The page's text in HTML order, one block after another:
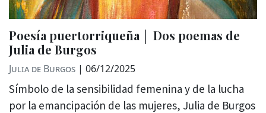
Poesía puertorriqueña │ Dos poemas de
Julia de Burgos
Julia de Burgos | 06/12/2025
Símbolo de la sensibilidad femenina y de la lucha
por la emancipación de las mujeres, Julia de Burgos